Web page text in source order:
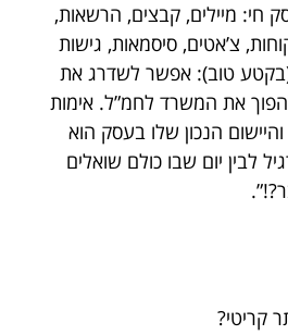
חי: מיילים, קבצים, הרשאות,
צ’אטים, סיסמאות, גישות
טוב): אפשר לשדרג את
את המשרד לחמ”ל. אימות
הנכון שלו בעסק הוא
לבין יום שבו כולם שואלים
קריטי?